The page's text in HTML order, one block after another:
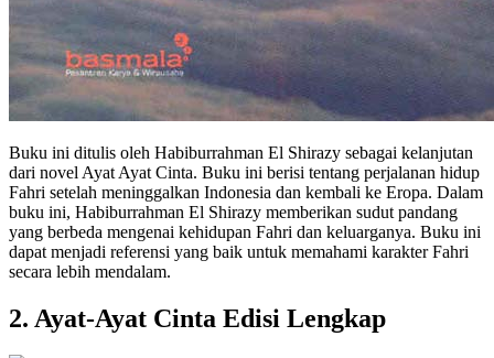
Buku ini ditulis oleh Habiburrahman El Shirazy sebagai kelanjutan
dari novel Ayat Ayat Cinta. Buku ini berisi tentang perjalanan hidup
Fahri setelah meninggalkan Indonesia dan kembali ke Eropa. Dalam
buku ini, Habiburrahman El Shirazy memberikan sudut pandang
yang berbeda mengenai kehidupan Fahri dan keluarganya. Buku ini
dapat menjadi referensi yang baik untuk memahami karakter Fahri
secara lebih mendalam.
2. Ayat-Ayat Cinta Edisi Lengkap